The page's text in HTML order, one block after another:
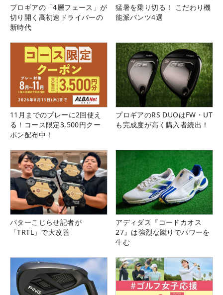
プロギアの「4層フェース」が
切り開く高初速ドライバーの
新時代
猛暑を乗り切る！ こだわり機
能派パンツ4選
11月までのプレーに2回使え
る！コース限定3,500円クー
ポン配布中！
プロギアのRS DUOはFW・UT
も完成度が高く購入者続出！
パターこじらせ記者が
「TRTL」で大改善
アディダス『コードカオス
27』は強烈な蹴りでパワーを
生む